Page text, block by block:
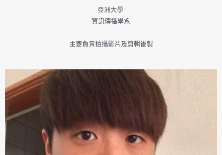
亞洲大學
資訊傳播學系
主要負責拍攝影片及剪輯後製